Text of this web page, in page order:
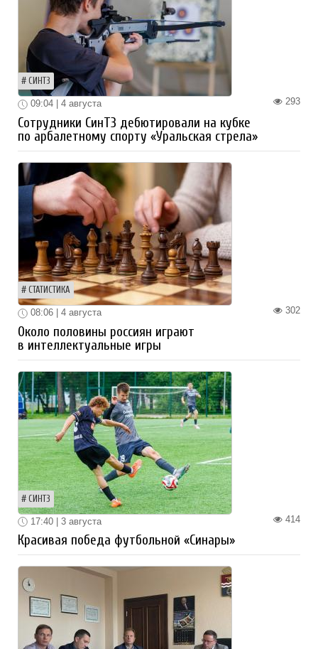
СИНТЗ
293
09:04 | 4 августа
Сотрудники СинТЗ дебютировали на кубке
по арбалетному спорту «Уральская стрела»
СТАТИСТИКА
302
08:06 | 4 августа
Около половины россиян играют
в интеллектуальные игры
СИНТЗ
414
17:40 | 3 августа
Красивая победа футбольной «Синары»